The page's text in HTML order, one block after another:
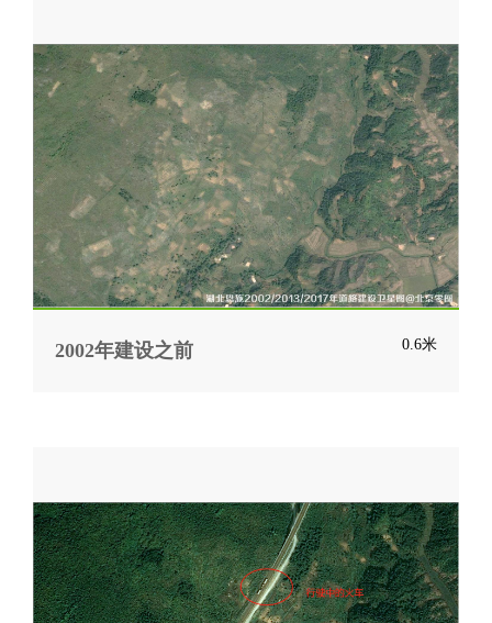
2002年建设之前 0.6米